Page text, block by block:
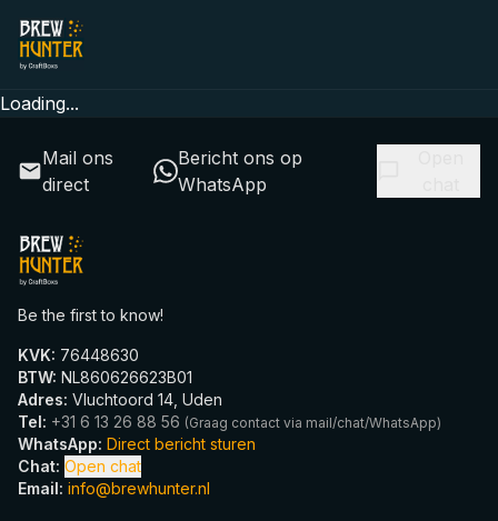
Loading...
Mail ons
direct
Bericht ons op
WhatsApp
Be the first to know!
KVK: 76448630
BTW: NL860626623B01
Adres: Vluchtoord 14, Uden
Tel: +31 6 13 26 88 56 (Graag contact via mail/chat/WhatsApp)
WhatsApp: Direct bericht sturen
Chat: Open chat
Email: info@brewhunter.nl